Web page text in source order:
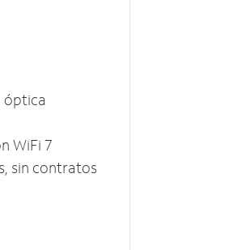
óptica
WiFi 7
sin contratos